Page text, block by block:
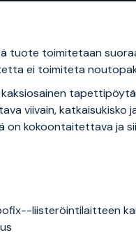
tuote toimitetaan
ei toimiteta
viivain,
on kokoontaitettava ja
liisteröintilaitteen